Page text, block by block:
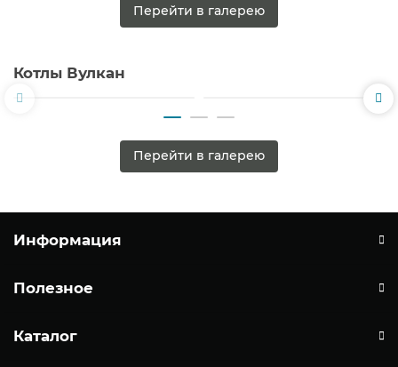
Перейти в галерею
Котлы Вулкан
Перейти в галерею
Информация
Полезное
Каталог